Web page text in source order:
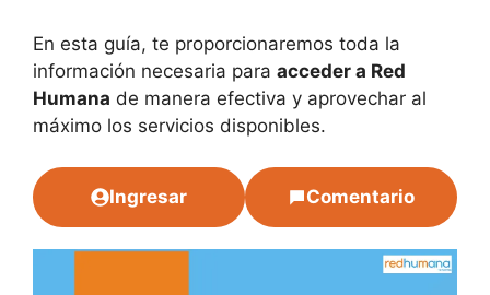
En esta guía, te proporcionaremos toda la
información necesaria para acceder a Red
Humana de manera efectiva y aprovechar al
máximo los servicios disponibles.
Ingresar Comentario